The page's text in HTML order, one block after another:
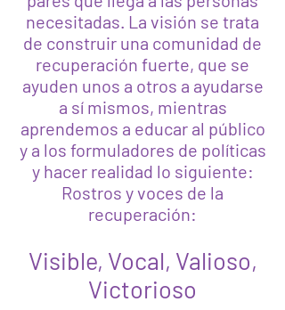
necesitadas. La visión se trata
de construir una comunidad de
recuperación fuerte, que se
ayuden unos a otros a ayudarse
a sí mismos, mientras
aprendemos a educar al público
y a los formuladores de políticas
y hacer realidad lo siguiente:
Rostros y voces de la
recuperación:
Visible, Vocal, Valioso,
Victorioso